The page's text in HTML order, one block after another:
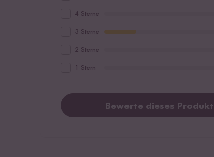
4 Sterne
3 Sterne
2 Sterne
1 Stern
Bewerte dieses Produkt